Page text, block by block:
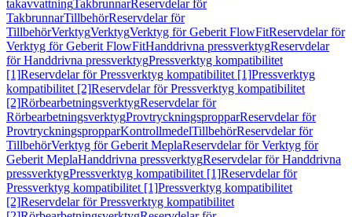
takavvattningTakbrunnarReservdelar för
TakbrunnarTillbehörReservdelar för
TillbehörVerktygVerktygVerktyg för Geberit FlowFitReservdelar för
Verktyg för Geberit FlowFitHanddrivna pressverktygReservdelar
för Handdrivna pressverktygPressverktyg kompatibilitet
[1]Reservdelar för Pressverktyg kompatibilitet [1]Pressverktyg
kompatibilitet [2]Reservdelar för Pressverktyg kompatibilitet
[2]RörbearbetningsverktygReservdelar för
RörbearbetningsverktygProvtryckningspropparReservdelar för
ProvtryckningspropparKontrollmedelTillbehörReservdelar för
TillbehörVerktyg för Geberit MeplaReservdelar för Verktyg för
Geberit MeplaHanddrivna pressverktygReservdelar för Handdrivna
pressverktygPressverktyg kompatibilitet [1]Reservdelar för
Pressverktyg kompatibilitet [1]Pressverktyg kompatibilitet
[2]Reservdelar för Pressverktyg kompatibilitet